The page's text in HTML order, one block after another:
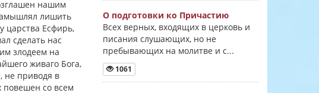
нашим
лишить
царства Есфирь,
сделать нас
злодеем на
живаго Бога,
не приводя в
повешен со всем
О подготовки ко Причастию
Всех верных, входящих в церковь и
писания слушающих, но не
пребывающих на молитве и с...
1061